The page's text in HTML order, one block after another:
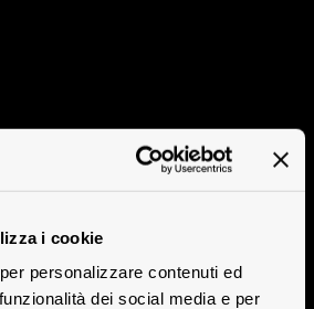
i cookie
personalizzare contenuti ed
dei social media e per